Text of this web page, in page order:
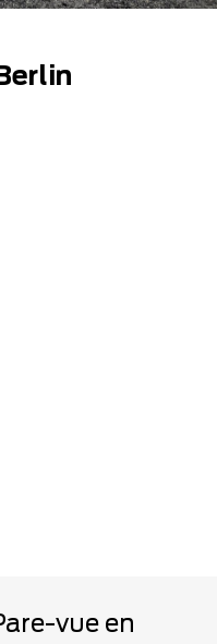
vue en